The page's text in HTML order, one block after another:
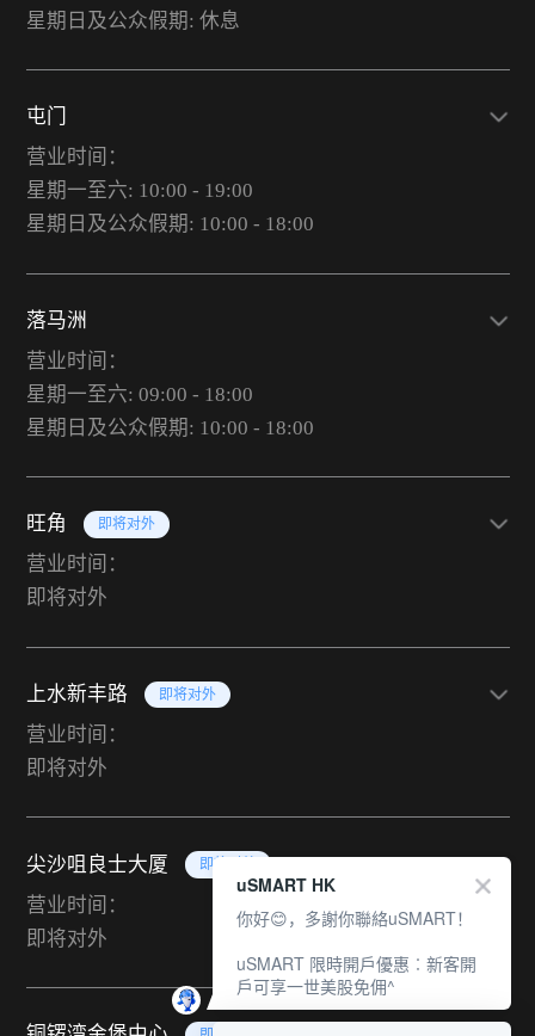
星期日及公众假期: 休息
屯门
营业时间：
星期一至六: 10:00 - 19:00
星期日及公众假期: 10:00 - 18:00
落马洲
营业时间：
星期一至六: 09:00 - 18:00
星期日及公众假期: 10:00 - 18:00
旺角 即将对外
营业时间：
即将对外
上水新丰路 即将对外
营业时间：
即将对外
尖沙咀良士大厦 即将对外
营业时间：
即将对外
uSMART HK
你好😊，多謝你聯絡uSMART！
uSMART 限時開戶優惠︰新客開
戶可享一世美股免佣^